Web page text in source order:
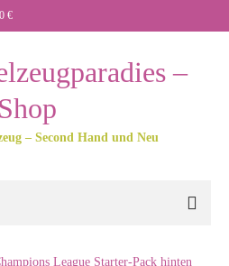
€
– Second Hand und Neu